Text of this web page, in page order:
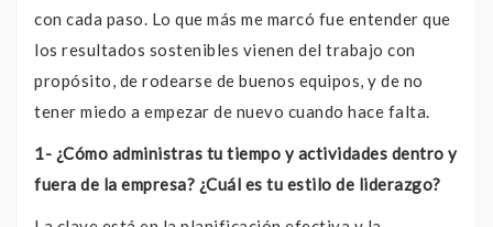
con cada paso. Lo que más me marcó fue entender que
los resultados sostenibles vienen del trabajo con
propósito, de rodearse de buenos equipos, y de no
tener miedo a empezar de nuevo cuando hace falta.
1- ¿Cómo administras tu tiempo y actividades dentro y
fuera de la empresa? ¿Cuál es tu estilo de liderazgo?